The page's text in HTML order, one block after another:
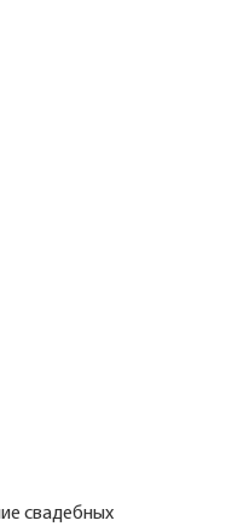
свадебных